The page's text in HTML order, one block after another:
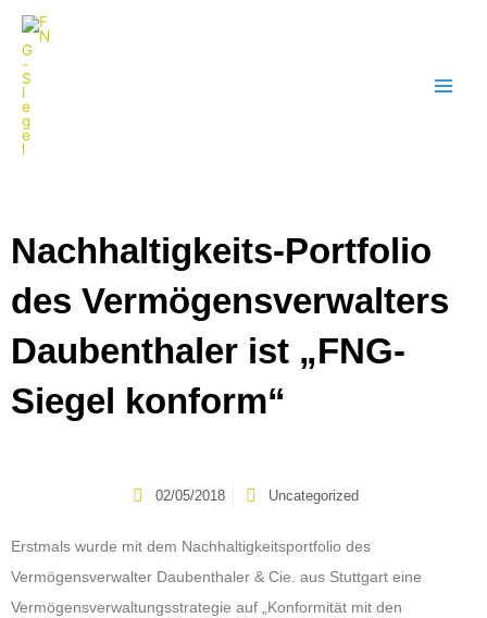
Inhalt
springen
Nachhaltigkeits-Portfolio
des Vermögensverwalters
Daubenthaler ist „FNG-
Siegel konform“
02/05/2018 Uncategorized
Erstmals wurde mit dem Nachhaltigkeitsportfolio des
Vermögensverwalter Daubenthaler & Cie. aus Stuttgart eine
Vermögensverwaltungsstrategie auf „Konformität mit den